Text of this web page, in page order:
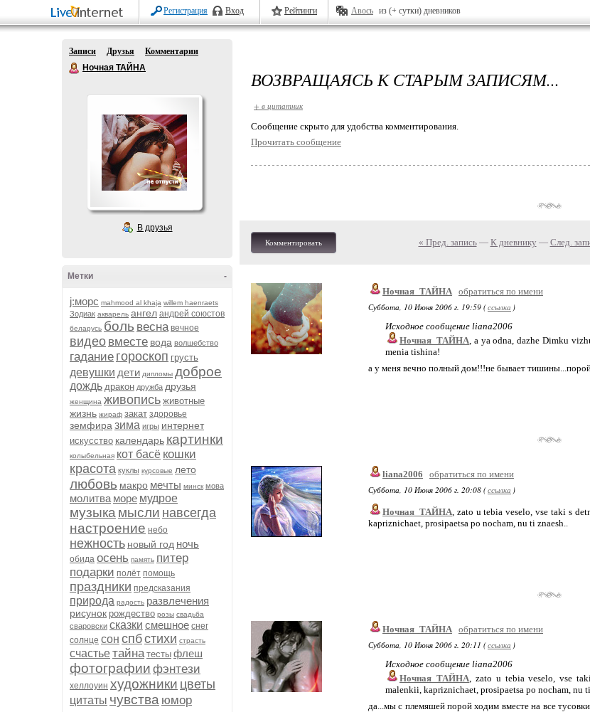
Регистрация Вход Рейтинги Авось из (+ сутки) дневников
Записи Друзья
Комментарии
Ночная ТАЙНА
В друзья
-
Метки
j:морс mahmood al khaja willem haenraets
Зодиак акварель ангел андрей союстов
беларусь боль весна вечное
видео вместе вода волшебство
гадание гороскоп грусть
девушки дети дипломы доброе
дождь дракон дружба друзья
женщина живопись животные
жизнь жираф закат здоровье
земфира зима игры интернет
искусство календарь картинки
колыбельная кот басё кошки
красота куклы курсовые лето
любовь макро мечты минск мова
молитва море мудрое
музыка мысли навсегда
настроение небо
нежность новый год ночь
обида осень память питер
подарки полёт помощь
праздники предсказания
природа радость развлечения
рисунок рождество розы свадьба
сваровски сказки смешное снег
солнце сон спбстихи страсть
счастьетайна тесты флеш
фотографии фэнтези
хеллоуин художники цветы
цитаты чувства юмор
ВОЗВРАЩАЯСЬ К СТАРЫМ ЗАПИСЯМ...
+ в цитатник
Cообщение скрыто для удобства комментирования.
Прочитать сообщение
Комментировать « Пред. запись— К дневнику — След.
Ночная_ТАЙНА обратиться по имени
Суббота, 10 Июня 2006 г. 19:59 (ссылка )
Исходное сообщение liana2006
Ночная_ТАЙНА, a ya odna, dazhe Dimku
menia tishina!
а у меня вечно полный дом!!!не бывает
liana2006
обратиться по имени
Суббота, 10 Июня 2006 г. 20:08 (ссылка )
Ночная_ТАЙНА, zato u tebia veselo, vse taki s
kapriznichaet, prosipaetsa po nocham, nu ti znaesh..
Ночная_ТАЙНА обратиться по имени
Суббота, 10 Июня 2006 г. 20:11 (ссылка )
Исходное сообщение liana2006
Ночная_ТАЙНА, zato u tebia veselo, vse
malenkii, kapriznichaet, prosipaetsa po nocham, nu
да...мы с племяшей порой ходим вместе на все